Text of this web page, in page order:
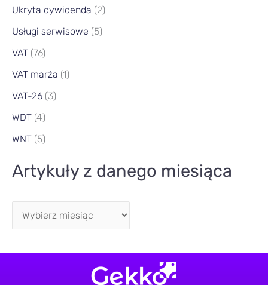
Ukryta dywidenda (2)
Usługi serwisowe (5)
VAT (76)
VAT marża (1)
VAT-26 (3)
WDT (4)
WNT (5)
Artykuły z danego miesiąca